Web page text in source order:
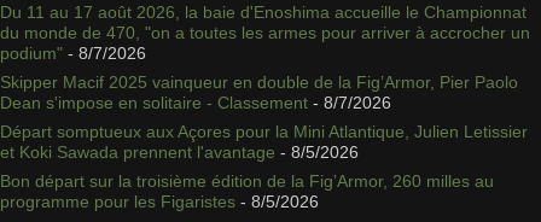
Du 11 au 17 août 2026, la baie d'Enoshima accueille le Championnat
du monde de 470, "on a toutes les armes pour arriver à accrocher un
podium" - 8/7/2026
Skipper Macif 2025 vainqueur en double de la Fig’Armor, Pier Paolo
Dean s'impose en solitaire - Classement - 8/7/2026
Départ somptueux aux Açores pour la Mini Atlantique, Julien Letissier
et Koki Sawada prennent l'avantage - 8/5/2026
Bon départ sur la troisième édition de la Fig’Armor, 260 milles au
programme pour les Figaristes - 8/5/2026